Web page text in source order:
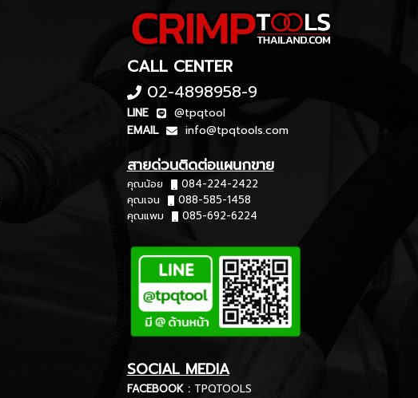
CALL CENTER
02-4898958-9
LINE
@tpqtool
EMAIL
info@tpqtools.com
สายด่วนติดต่อแผนกขาย
คุณน้อย
084-224-2422
คุณเจน
088-585-1458
คุณแพม
085-692-6224
SOCIAL MEDIA
FACEBOOK : TPQTOOLS